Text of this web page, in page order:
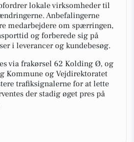
lokale virksomheder til
Anbefalingerne
medarbejdere om spærringen,
og forberede sig på
i leverancer og kundebesøg.
via frakørsel 62 Kolding Ø, og
Kommune og Vejdirektoratet
trafiksignalerne for at lette
der stadig øget pres på